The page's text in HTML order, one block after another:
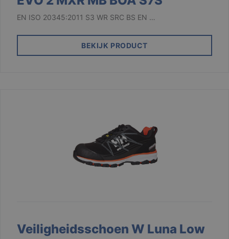
EN ISO 20345:2011 S3 WR SRC BS EN …
BEKIJK PRODUCT
Veiligheidsschoen W Luna Low